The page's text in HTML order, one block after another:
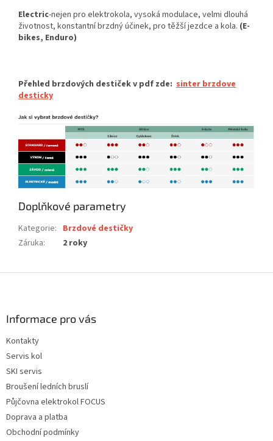
Electric-nejen pro elektrokola, vysoká modulace, velmi dlouhá
životnost, konstantní brzdný účinek, pro těžší jezdce a kola. (E-
bikes, Enduro)
Přehled brzdových destiček v pdf zde: sinter brzdove
desticky
Doplňkové parametry
Kategorie: Brzdové destičky
Záruka: 2 roky
Informace pro vás
Kontakty
Servis kol
SKI servis
Broušení ledních bruslí
Půjčovna elektrokol FOCUS
Doprava a platba
Obchodní podmínky